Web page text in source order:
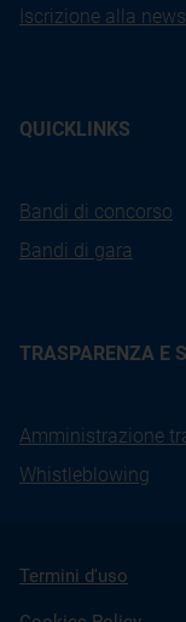
Iscrizione alla
QUICKLINKS
Bandi di concorso
Bandi di gara
TRASPARENZA E
Amministrazione
Whistleblowing
Termini d'uso